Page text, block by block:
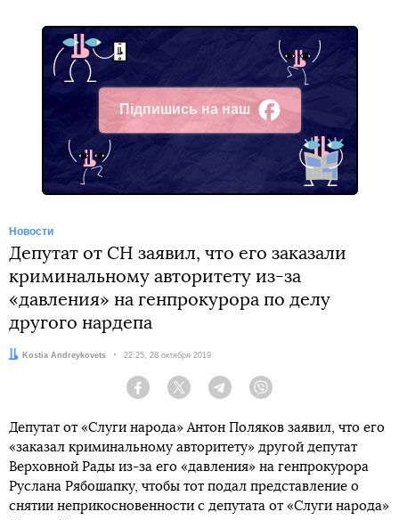
Підпишись на наш
Facebook
Новости
Депутат от СН заявил, что его заказали
криминальному авторитету из-за
«давления» на генпрокурора по делу
другого нардепа
Автор:Kostia Andreykovets Дата:
22:25, 28 октября 2019
Facebook Twitter Telegram
Депутат от «Слуги народа» Антон Поляков заявил, что его
«заказал криминальному авторитету» другой депутат
Верховной Рады из-за его «давления» на генпрокурора
Руслана Рябошапку, чтобы тот подал представление о
снятии неприкосновенности с депутата от «Слуги народа»